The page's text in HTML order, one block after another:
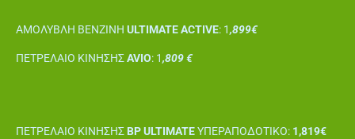
ΑΜΟΛΥΒΛΗ ΒΕΝΖΙΝΗ ULTIMATE ACTIVE: 1,899€
ΠΕΤΡΕΛΑΙΟ ΚΙΝΗΣΗΣAVIO: 1,809 €
ΠΕΤΡΕΛΑΙΟ ΚΙΝΗΣΗΣBP ULTIMATEΥΠΕΡΑΠΟΔΟΤΙΚΟ: 1,819€